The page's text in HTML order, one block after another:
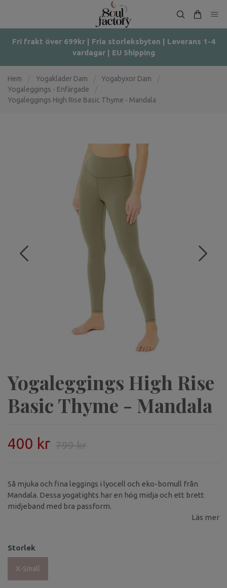
Fri frakt över 699kr | Fria storleksbyten | Leverans 1-4
vardagar | EU Shipping
Hem Yogakläder Dam Yogabyxor Dam
Yogaleggings - Enfärgade
Yogaleggings High Rise Basic Thyme - Mandala
Yogaleggings High Rise
Basic Thyme - Mandala
400 kr 799 kr
Så mjuka och fina leggings i lyocell och eko-bomull från
Mandala. Dessa yogatights har en hög midja och ett brett
midjeband med bra passform.
Läs mer
Storlek
X-Small